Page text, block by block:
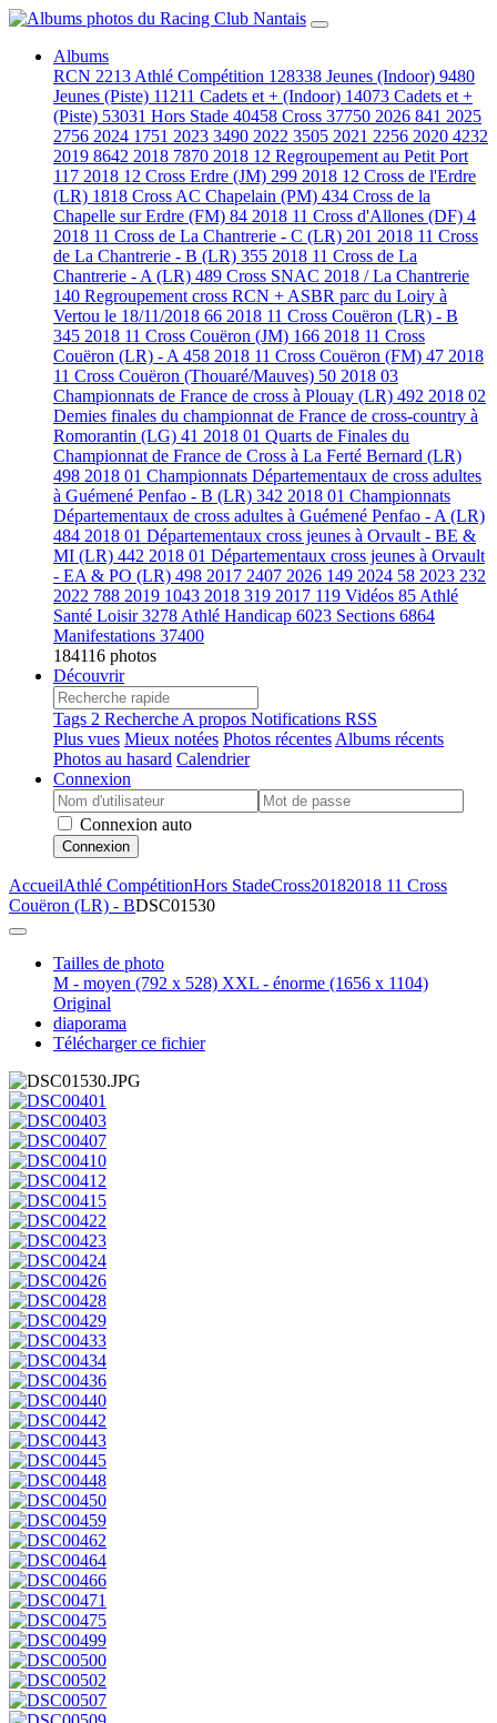
Albums
RCN 2213 Athlé Compétition 128338 Jeunes (Indoor) 9480
Jeunes (Piste) 11211 Cadets et + (Indoor) 14073 Cadets et +
(Piste) 53031 Hors Stade 40458 Cross 37750 2026 841 2025
2756 2024 1751 2023 3490 2022 3505 2021 2256 2020 4232
2019 8642 2018 7870 2018 12 Regroupement au Petit Port
117 2018 12 Cross Erdre (JM) 299 2018 12 Cross de l'Erdre
(LR) 1818 Cross AC Chapelain (PM) 434 Cross de la
Chapelle sur Erdre (FM) 84 2018 11 Cross d'Allones (DF) 4
2018 11 Cross de La Chantrerie - C (LR) 201 2018 11 Cross
de La Chantrerie - B (LR) 355 2018 11 Cross de La
Chantrerie - A (LR) 489 Cross SNAC 2018 / La Chantrerie
140 Regroupement cross RCN + ASBR parc du Loiry à
Vertou le 18/11/2018 66 2018 11 Cross Couëron (LR) - B
345 2018 11 Cross Couëron (JM) 166 2018 11 Cross
Couëron (LR) - A 458 2018 11 Cross Couëron (FM) 47 2018
11 Cross Couëron (Thouaré/Mauves) 50 2018 03
Championnats de France de cross à Plouay (LR) 492 2018 02
Demies finales du championnat de France de cross-country à
Romorantin (LG) 41 2018 01 Quarts de Finales du
Championnat de France de Cross à La Ferté Bernard (LR)
498 2018 01 Championnats Départementaux de cross adultes
à Guémené Penfao - B (LR) 342 2018 01 Championnats
Départementaux de cross adultes à Guémené Penfao - A (LR)
484 2018 01 Départementaux cross jeunes à Orvault - BE &
MI (LR) 442 2018 01 Départementaux cross jeunes à Orvault
- EA & PO (LR) 498 2017 2407 2026 149 2024 58 2023 232
2022 788 2019 1043 2018 319 2017 119 Vidéos 85 Athlé
Santé Loisir3278 Athlé Handicap 6023 Sections 6864
Manifestations 37400
184116 photos
Découvrir
Tags 2 Recherche A propos Notifications RSS
Plus vues Mieux notées Photos récentes Albums récents
Photos au hasard Calendrier
Connexion
Connexion auto
Connexion
AccueilAthlé CompétitionHors StadeCross20182018 11 Cross
Couëron (LR) - BDSC01530
Tailles de photo
M - moyen (792 x 528) XXL - énorme (1656 x 1104)
Original
diaporama
Télécharger ce fichier